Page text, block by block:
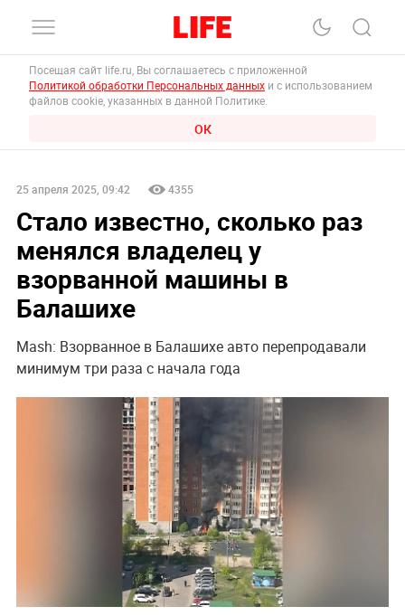
Посещая сайт life.ru, Вы соглашаетесь с приложенной
Политикой обработки Персональных данных и с использованием
файлов cookie, указанных в данной Политике.
ОК
25 апреля 2025, 09:42 4355
Стало известно, сколько раз
менялся владелец у
взорванной машины в
Балашихе
Mash: Взорванное в Балашихе авто перепродавали
минимум три раза с начала года